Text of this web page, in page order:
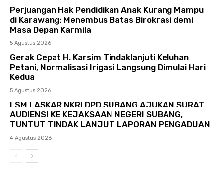
Perjuangan Hak Pendidikan Anak Kurang Mampu
di Karawang: Menembus Batas Birokrasi demi
Masa Depan Karmila
5 Agustus 2026
Gerak Cepat H. Karsim Tindaklanjuti Keluhan
Petani, Normalisasi Irigasi Langsung Dimulai Hari
Kedua
5 Agustus 2026
LSM LASKAR NKRI DPD SUBANG AJUKAN SURAT
AUDIENSI KE KEJAKSAAN NEGERI SUBANG,
TUNTUT TINDAK LANJUT LAPORAN PENGADUAN
4 Agustus 2026